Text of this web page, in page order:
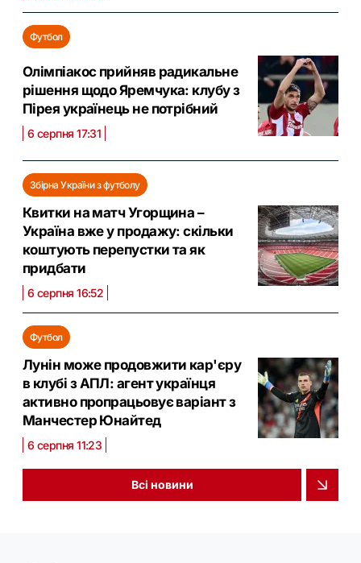
Футбол
Олімпіакос прийняв радикальне
рішення щодо Яремчука: клубу з
Пірея українець не потрібний
6 серпня 17:31
Збірна України з футболу
Квитки на матч Угорщина –
Україна вже у продажу: скільки
коштують перепустки та як
придбати
6 серпня 16:52
Футбол
Лунін може продовжити кар'єру
в клубі з АПЛ: агент українця
активно пропрацьовує варіант з
Манчестер Юнайтед
6 серпня 11:23
Всі новини